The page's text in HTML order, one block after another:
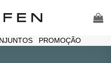
| PROMOÇÃO